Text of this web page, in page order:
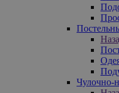
Чулочно-